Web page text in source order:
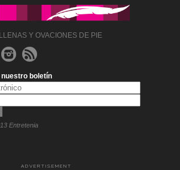
Y OVACIONES DE PIE
boletín
Entretenia
ADVERTISEMENT